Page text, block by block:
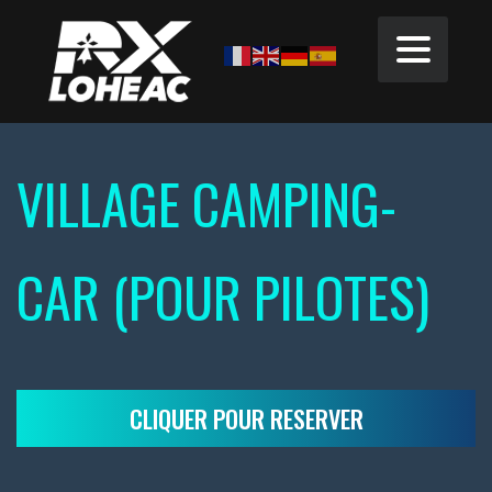
VILLAGE CAMPING-
CAR (POUR PILOTES)
CLIQUER POUR RESERVER